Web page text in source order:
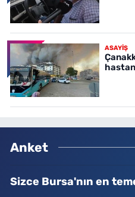
ASAYİŞ
Anket
Sizce Bursa'nın en